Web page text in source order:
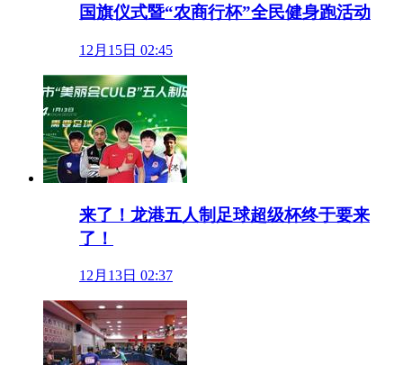
国旗仪式暨“农商行杯”全民健身跑活动
12月15日 02:45
来了！龙港五人制足球超级杯终于要来
了！
12月13日 02:37